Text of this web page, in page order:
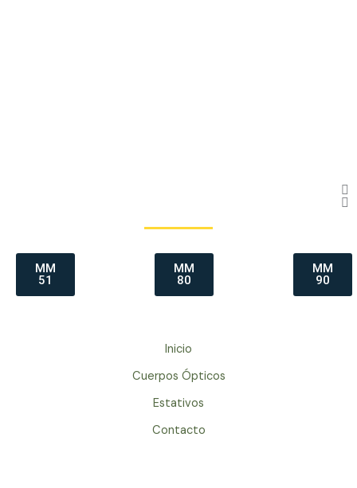
MM
51
MM
80
MM
90
Inicio
Cuerpos Ópticos
Estativos
Contacto